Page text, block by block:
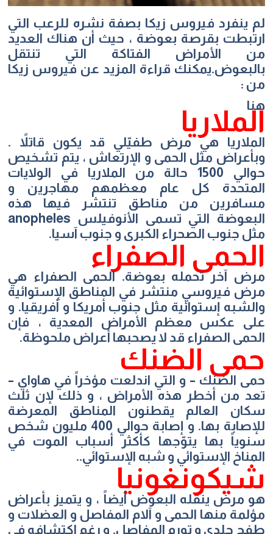
لم ينفرد فيروس زيكا بصفة نشره للرعب التي
ارتبطت بقرصة بعوضة ، حيث أن هناك العديد
من الأمراض الفتاكة التي تنتقل
بالبعوض.يمكنك قراءة المزيد عن فيروس زيكا
من :
هنا
الملاريا
الملاريا هي مرض طفيّلي قد يكون قاتلاً .
وبأعراض مثل الحمى و الإرتعاش ، يتم تشخيص
حوالي 1500 حالة من الملاريا في الولايات
المتحدة كل عام معظمهم مهاجرين و
مسافرين من مناطق تنتشر فيها هذه
البعوضة التي تسمى الأنوفيلس anopheles
مثل جنوب الصحراء الكبرى و جنوب آسيا.
الحمى الصفراء
مرض آخر تحمله بعوضة. الحمى الصفراء هي
مرض فيروسي منتشر في المناطق الإستوائية
والشبه إستوائية مثل جنوب أمريكا و أفريقيا. و
على عكس معظم الأمراض المعدية ، فإن
الحمى الصفراء قد لا يصحبها أعراض ملحوظة.
حمى الضنك
حمى الضنك – و التي اندلعت مؤخراً في هاواي –
تعد من أخطر هذه الأمراض ، و ذلك لإن ثلث
سكان العالم يقطنون المناطق المعرضة
للإصابة بها. و إصابة حوالي 400 مليون شخص
سنوياً بها يتوّجها كأكثر أسباب الموت في
المناخ الإستوائي و شبه الإستوائي..
شيكونغونيا
هو مرض ينقله البعوض أيضاً ، و يتميز بأعراض
مؤلمة منها الحمى و آلام المفاصل و العضلات و
طفح جلدي و تورم المفاصل. و رغم اكتشافه في